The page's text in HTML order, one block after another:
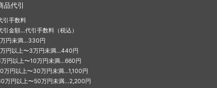
品代引
引手数料
引金額…代引手数料（税込）
円未満…330円
円以上〜3万円未満…440円
円以上〜10万円未満…660円
万円以上〜30万円未満…1,100円
万円以上〜50万円未満…2,200円